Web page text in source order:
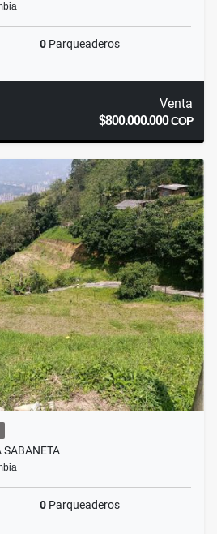
0 Parqueaderos
Venta
$800.000.000COP
SABANETA
0 Parqueaderos